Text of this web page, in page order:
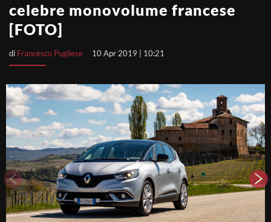
celebre monovolume francese
[FOTO]
di Francesco Pugliese 10 Apr 2019 | 10:21